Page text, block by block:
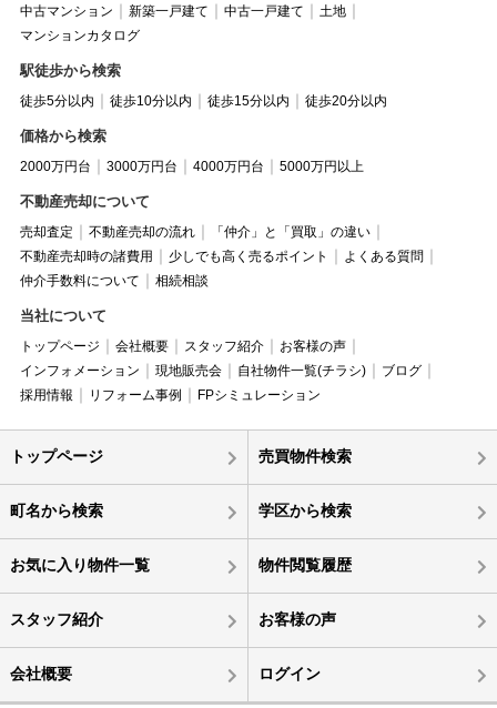
中古マンション 新築一戸建て 中古一戸建て
土地
マンションカタログ
駅徒歩から検索
徒歩5分以内 徒歩10分以内 徒歩15分以内 徒歩20分以内
価格から検索
2000万円台 3000万円台 4000万円台 5000万円以上
不動産売却について
売却査定 不動産売却の流れ
「仲介」と「買取」の違い
不動産売却時の諸費用
少しでも高く売るポイント
よくある質問
仲介手数料について
相続相談
当社について
トップページ 会社概要 スタッフ紹介
お客様の声
インフォメーション
現地販売会 自社物件一覧(チラシ)
ブログ
採用情報
リフォーム事例 FPシミュレーション
トップページ 売買物件検索
町名から検索 学区から検索
お気に入り物件一覧 物件閲覧履歴
スタッフ紹介 お客様の声
会社概要 ログイン